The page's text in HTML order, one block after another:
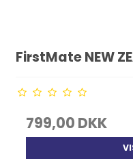
FirstMate NEW
799,00 DKK